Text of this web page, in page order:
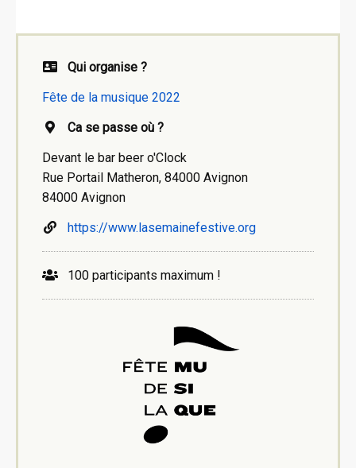
Qui organise ?
Fête de la musique 2022
Ca se passe où ?
Devant le bar beer o'Clock
Rue Portail Matheron, 84000 Avignon
84000 Avignon
https://www.lasemainefestive.org
100 participants maximum !